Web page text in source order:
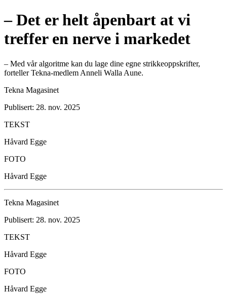
– Det er helt åpenbart at vi
treffer en nerve i markedet
– Med vår algoritme kan du lage dine egne strikkeoppskrifter,
forteller Tekna-medlem Anneli Walla Aune.
Tekna Magasinet
Publisert: 28. nov. 2025
TEKST
Håvard Egge
FOTO
Håvard Egge
Tekna Magasinet
Publisert: 28. nov. 2025
TEKST
Håvard Egge
FOTO
Håvard Egge